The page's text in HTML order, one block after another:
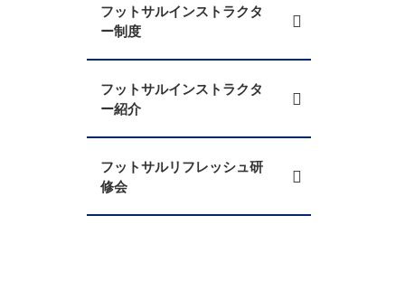
フットサルインストラクタ
ー制度
フットサルインストラクタ
ー紹介
フットサルリフレッシュ研
修会